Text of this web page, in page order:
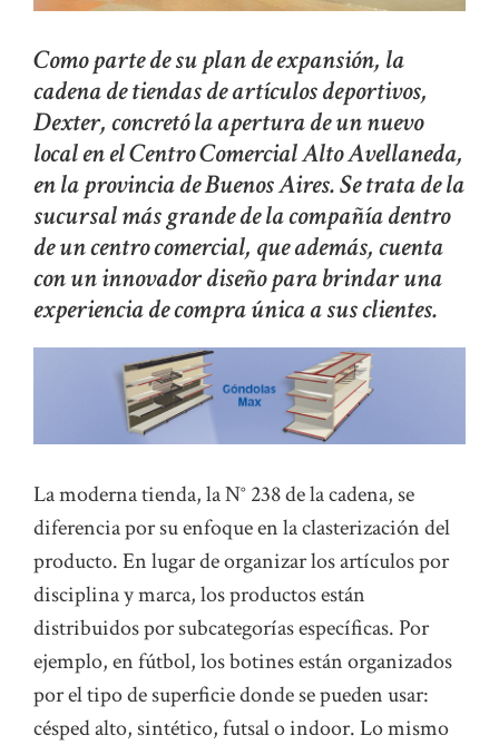
Como parte de su plan de expansión, la
cadena de tiendas de artículos deportivos,
Dexter, concretó la apertura de un nuevo
local en el Centro Comercial Alto Avellaneda,
en la provincia de Buenos Aires. Se trata de la
sucursal más grande de la compañía dentro
de un centro comercial, que además, cuenta
con un innovador diseño para brindar una
experiencia de compra única a sus clientes.
La moderna tienda, la N° 238 de la cadena, se
diferencia por su enfoque en la clasterización del
producto. En lugar de organizar los artículos por
disciplina y marca, los productos están
distribuidos por subcategorías específicas. Por
ejemplo, en fútbol, los botines están organizados
por el tipo de superficie donde se pueden usar:
césped alto, sintético, futsal o indoor. Lo mismo